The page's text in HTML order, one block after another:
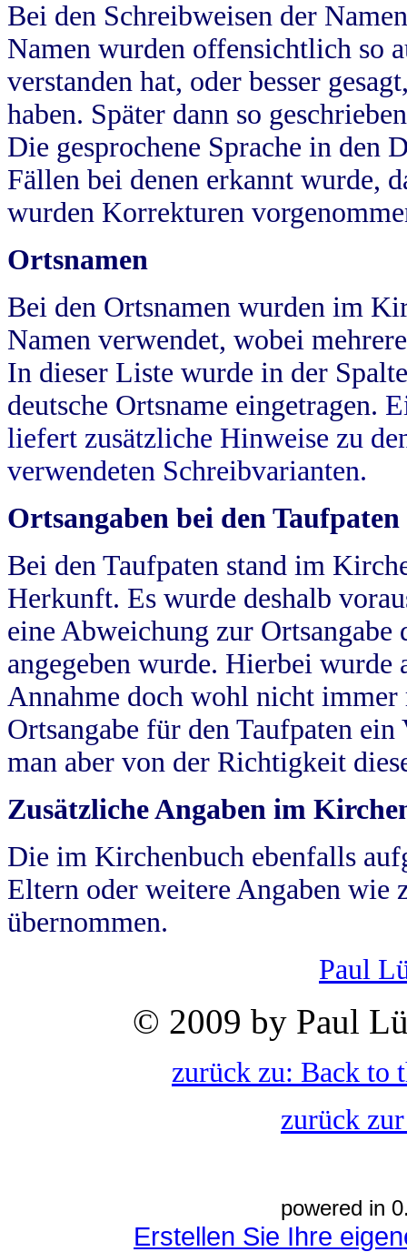
Bei den Schreibweisen der
Namen wurden offensichtlich so
verstanden hat, oder besser
haben. Später dann so
Die gesprochene Sprache in
Fällen bei denen erkannt wurde,
wurden Korrekturen
Ortsnamen
Bei den Ortsnamen wurden im
Namen verwendet, wobei
In dieser Liste wurde in der
deutsche Ortsname eingetragen.
liefert zusätzliche Hinweise zu
verwendeten Schreibvarianten.
Ortsangaben bei den Taufpaten
Bei den Taufpaten stand im
Herkunft. Es wurde deshalb
eine Abweichung zur
angegeben wurde. Hierbei wurde
Annahme doch wohl nicht
Ortsangabe für den Taufpaten
man aber von der Richtigkeit
Zusätzliche Angaben im
Die im Kirchenbuch ebenfalls
Eltern oder weitere Angaben wie
übernommen.
Paul
© 2009 by Paul
zurück zu: Back to
zurück
powered in
Erstellen Sie Ihre